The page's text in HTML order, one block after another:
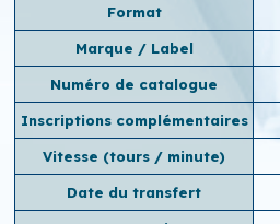
Format
Marque / Label
Numéro de catalogue
Inscriptions complémentaires
Vitesse (tours / minute)
Date du transfert